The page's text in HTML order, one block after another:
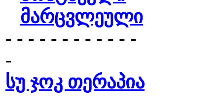
მარცვლეული
- - - - - - - - - - - -
-
სუ ჯოკ თერაპია